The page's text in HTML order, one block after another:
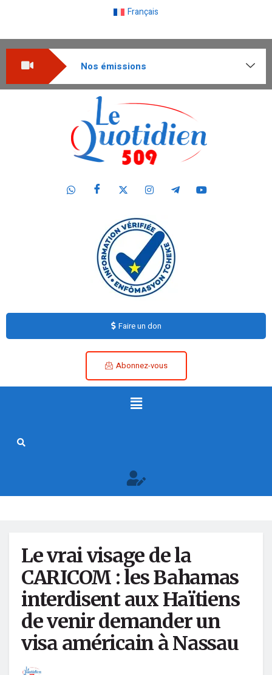
Français
Nos émissions
Faire un don
Abonnez-vous
Le vrai visage de la
CARICOM : les Bahamas
interdisent aux Haïtiens
de venir demander un
visa américain à Nassau